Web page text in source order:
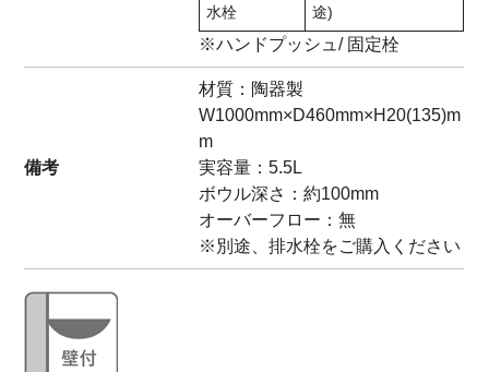
水栓
途)
※ハンドプッシュ/ 固定栓
備考
材質：陶器製
W1000mm×D460mm×H20(135)m
m
実容量：5.5L
ボウル深さ：約100mm
オーバーフロー：無
※別途、排水栓をご購入ください